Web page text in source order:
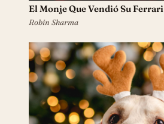
El Monje Que Vendió Su Ferrari
Robin Sharma